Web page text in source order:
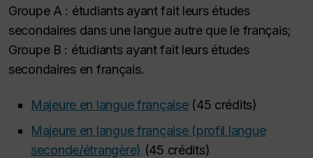
Groupe A : étudiants ayant fait leurs études
secondaires dans une langue autre que le français;
Groupe B : étudiants ayant fait leurs études
secondaires en français.
Majeure en langue française(45 crédits)
Majeure en langue française (profil langue
seconde/étrangère) (45 crédits)